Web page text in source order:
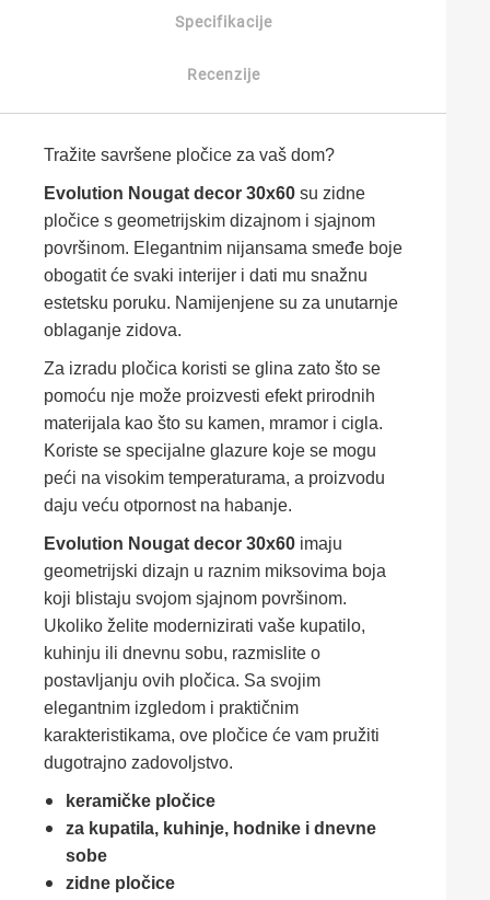
Specifikacije
Recenzije
Tražite savršene pločice za vaš dom?
Evolution Nougat decor 30x60 su zidne
pločice s geometrijskim dizajnom i sjajnom
površinom. Elegantnim nijansama smeđe boje
obogatit će svaki interijer i dati mu snažnu
estetsku poruku. Namijenjene su za unutarnje
oblaganje zidova.
Za izradu pločica koristi se glina zato što se
pomoću nje može proizvesti efekt prirodnih
materijala kao što su kamen, mramor i cigla.
Koriste se specijalne glazure koje se mogu
peći na visokim temperaturama, a proizvodu
daju veću otpornost na habanje.
Evolution Nougat decor 30x60 imaju
geometrijski dizajn u raznim miksovima boja
koji blistaju svojom sjajnom površinom.
Ukoliko želite modernizirati vaše kupatilo,
kuhinju ili dnevnu sobu, razmislite o
postavljanju ovih pločica. Sa svojim
elegantnim izgledom i praktičnim
karakteristikama, ove pločice će vam pružiti
dugotrajno zadovoljstvo.
keramičke pločice
za kupatila, kuhinje, hodnike i dnevne
sobe
zidne pločice